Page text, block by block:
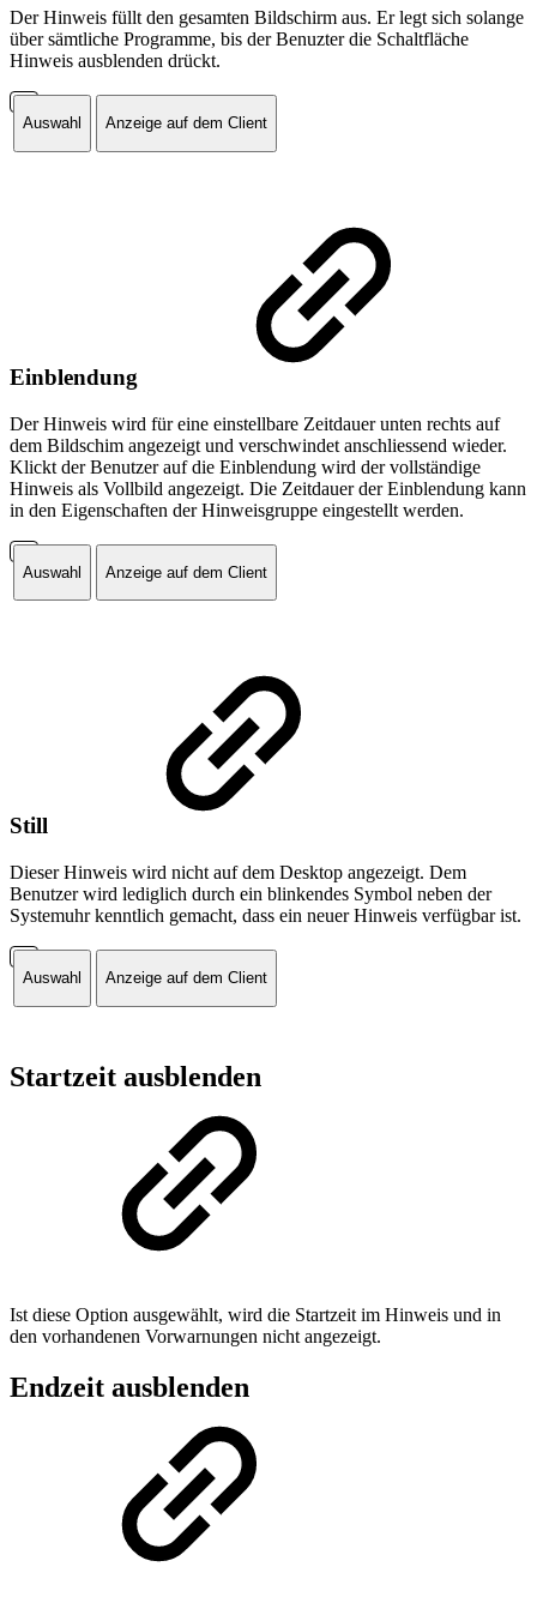
Der Hinweis füllt den gesamten Bildschirm aus. Er legt sich solange
über sämtliche Programme, bis der Benuzter die Schaltfläche
Hinweis ausblenden drückt.
Auswahl Anzeige auf dem Client
Einblendung
Der Hinweis wird für eine einstellbare Zeitdauer unten rechts auf
dem Bildschim angezeigt und verschwindet anschliessend wieder.
Klickt der Benutzer auf die Einblendung wird der vollständige
Hinweis als Vollbild angezeigt. Die Zeitdauer der Einblendung kann
in den Eigenschaften der Hinweisgruppe eingestellt werden.
Auswahl Anzeige auf dem Client
Still
Dieser Hinweis wird nicht auf dem Desktop angezeigt. Dem
Benutzer wird lediglich durch ein blinkendes Symbol neben der
Systemuhr kenntlich gemacht, dass ein neuer Hinweis verfügbar ist.
Auswahl Anzeige auf dem Client
Startzeit ausblenden
Ist diese Option ausgewählt, wird die Startzeit im Hinweis und in
den vorhandenen Vorwarnungen nicht angezeigt.
Endzeit ausblenden